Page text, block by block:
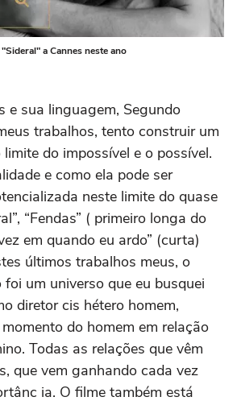
a Cannes neste ano
e sua linguagem, Segundo
trabalhos, tento construir um
do impossível e o possível.
e como ela pode ser
neste limite do quase
“Fendas” ( primeiro longa do
em quando eu ardo” (curta)
últimos trabalhos meus, o
um universo que eu busquei
diretor cis hétero homem,
do homem em relação
Todas as relações que vêm
que vem ganhando cada vez
ia. O filme também está